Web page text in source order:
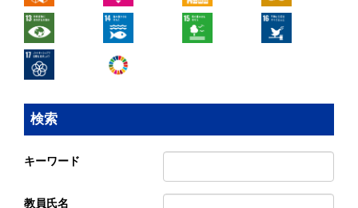
検索
キーワード
教員氏名